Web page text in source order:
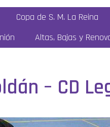
Copa de S. M. La Reina
Altas, Bajas y
– CD